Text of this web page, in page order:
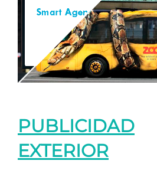
PUBLICIDAD
EXTERIOR